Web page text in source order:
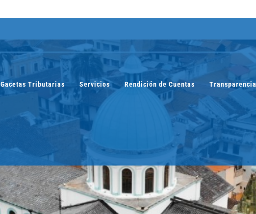
Gacetas Tributarias Servicios Rendición de Cuentas Transparencia